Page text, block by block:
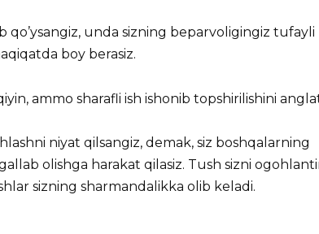
qo’ysangiz, unda sizning beparvoligingiz tufayli
boy berasiz.
ammo sharafli ish ishonib topshirilishini
niyat qilsangiz, demak, siz boshqalarning
olishga harakat qilasiz. Tush sizni
sizning sharmandalikka olib keladi.